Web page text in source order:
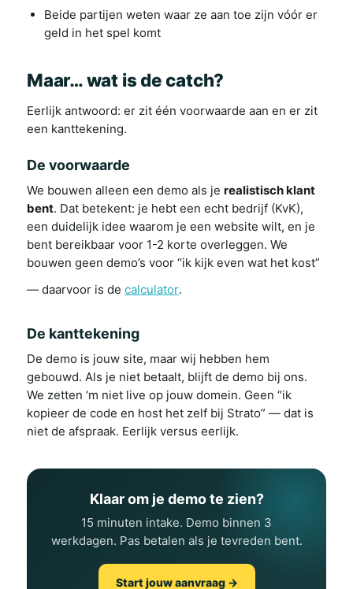
Beide partijen weten waar ze aan toe zijn vóór er
geld in het spel komt
Maar… wat is de catch?
Eerlijk antwoord: er zit één voorwaarde aan en er zit
een kanttekening.
De voorwaarde
We bouwen alleen een demo als je realistisch klant
bent. Dat betekent: je hebt een echt bedrijf (KvK),
een duidelijk idee waarom je een website wilt, en je
bent bereikbaar voor 1-2 korte overleggen. We
bouwen geen demo’s voor “ik kijk even wat het kost”
— daarvoor is de calculator.
De kanttekening
De demo is jouw site, maar wij hebben hem
gebouwd. Als je niet betaalt, blijft de demo bij ons.
We zetten ‘m niet live op jouw domein. Geen “ik
kopieer de code en host het zelf bij Strato” — dat is
niet de afspraak. Eerlijk versus eerlijk.
Klaar om je demo te zien?
15 minuten intake. Demo binnen 3
werkdagen. Pas betalen als je tevreden bent.
Start jouw aanvraag →